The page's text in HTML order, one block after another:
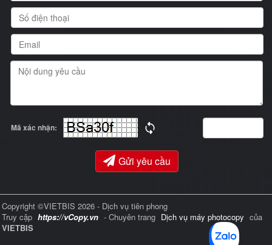
Mã xác nhận:
Gửi yêu cầu
Copyright ©VIETBIS 2026 - Dịch vụ tiên phong
Truy cập https://vCopy.vn - Chuyên trang Dịch vụ máy photocopy của
VIETBIS